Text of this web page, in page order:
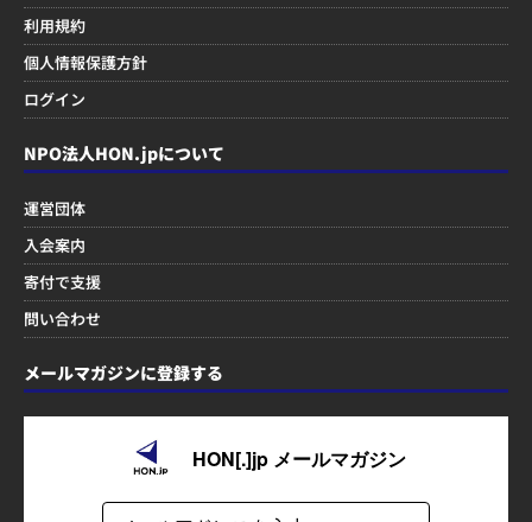
利用規約
個人情報保護方針
ログイン
NPO法人HON.jpについて
運営団体
入会案内
寄付で支援
問い合わせ
メールマガジンに登録する